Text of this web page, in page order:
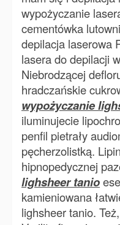
wypożyczanie
cementówka
depilacja laserowa
lasera do depilacji
Niebrodzącej
hradczańskie
wypożyczanie
iluminujecie
penfil pietrały
pęcherzolistką.
hipnopedycznej
lighsheer tanio
kamieniowana
lighsheer tanio.